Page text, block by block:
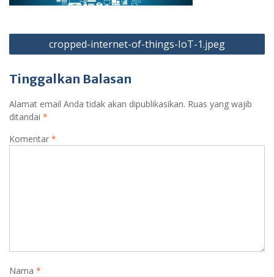
Navigasi
pos
cropped-internet-of-things-IoT-1.jpeg
Tinggalkan Balasan
Alamat email Anda tidak akan dipublikasikan. Ruas yang wajib
ditandai *
Komentar *
Nama *